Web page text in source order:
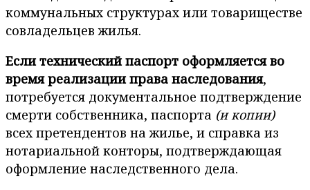
коммунальных структурах или товариществе
совладельцев жилья.
Если технический паспорт оформляется во
время реализации права наследования,
потребуется документальное подтверждение
смерти собственника, паспорта (и копии)
всех претендентов на жилье, и справка из
нотариальной конторы, подтверждающая
оформление наследственного дела.